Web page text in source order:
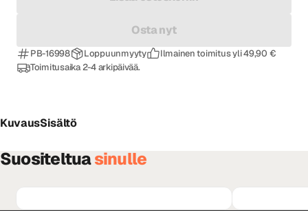
Osta nyt
PB-16998 Loppuunmyyty
Ilmainen toimitus yli 49,90 €
Toimitusaika 2-4 arkipäivää.
KuvausSisältö
Suositeltuasinulle